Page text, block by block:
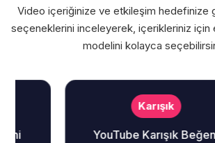
Video içeriğinize ve etkileşim hedefinize
seçeneklerini inceleyerek, içerikleriniz için
modelini kolayca
Karışık
YouTube Karışık Beğeni